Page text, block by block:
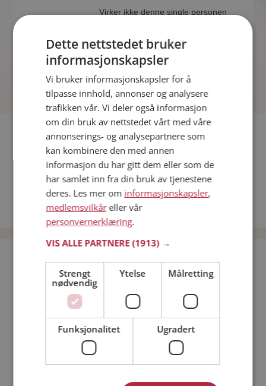
Virker ikke denne single personen
finne ut alt om Tone.
Fler single
Flere singlekvinner fra Sunnfjord :Blå, Sigurros,Grethe
Menn fra Sunnfjord
Date kvinner i Norge
Date menn i Norge
Bli medlem gratis!
Jeg er en: Mann Kvinne
Min alder:
Dette nettstedet bruker
informasjonskapsler
Vi bruker informasjonskapsler for å
tilpasse innhold, annonser og analysere
trafikken vår. Vi deler også informasjon
om din bruk av nettstedet vårt med våre
annonserings- og analysepartnere som
kan kombinere den med annen
informasjon du har gitt dem eller som de
har samlet inn fra din bruk av tjenestene
deres. Les mer om informasjonskapsler,
medlemsvilkåreller vår
personvernerklæring.
VIS ALLE PARTNERE(1913) →
Strengt
nødvendig
Ytelse Målretting
Funksjonalitet Ugradert